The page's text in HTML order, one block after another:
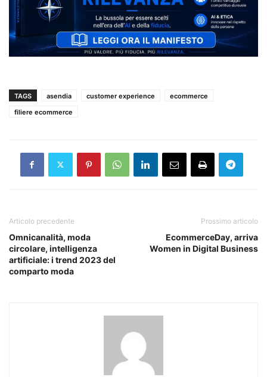
TAGS asendia customer experience
ecommerce
filiere ecommerce
Articolo precedente
Omnicanalità, moda
circolare, intelligenza
artificiale: i trend 2023 del
comparto moda
Prossimo articolo
EcommerceDay, arriva
Women in Digital Business